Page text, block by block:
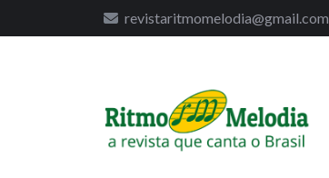
revistaritmomelodia@gmail.com